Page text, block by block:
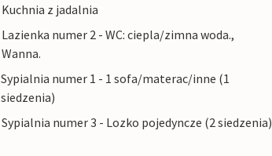
Kuchnia z jadalnia
Lazienka numer 2 - WC: ciepla/zimna woda.,
Wanna.
Sypialnia numer 1 - 1 sofa/materac/inne (1
siedzenia)
Sypialnia numer 3 - Lozko pojedyncze (2 siedzenia)